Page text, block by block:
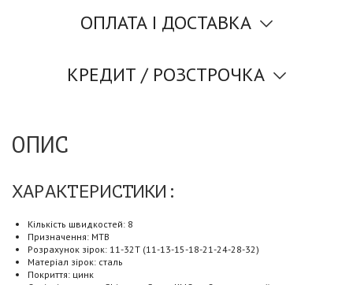
ОПЛАТА І ДОСТАВКА
КРЕДИТ / РОЗСТРОЧКА
ОПИС
ХАРАКТЕРИСТИКИ:
Кількість швидкостей: 8
Призначення: MTB
Розрахунок зірок: 11-32Т (11-13-15-18-21-24-28-32)
Матеріал зірок: сталь
Покриття: цинк